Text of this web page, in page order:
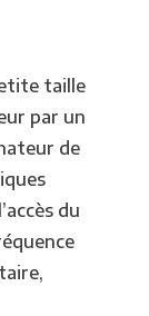
taille
par un
de
du